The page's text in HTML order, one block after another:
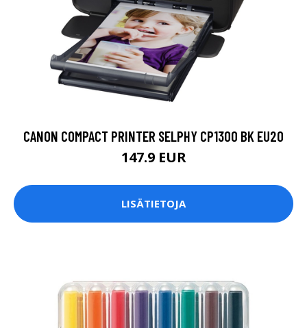
CANON COMPACT PRINTER SELPHY CP1300 BK EU20
147.9 EUR
LISÄTIETOJA